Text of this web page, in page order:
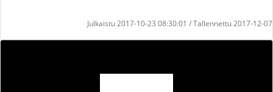
Julkaistu 2017-10-23 08:30:01 / Tallennettu 2017-12-07